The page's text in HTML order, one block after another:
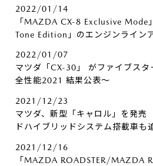
2022/01/14
「MAZDA CX-8 Exclusive Mode
Tone Edition」のエンジンライン
2022/01/07
マツダ「CX-30」 がファイブス
全性能2021 結果公表～
2021/12/23
マツダ、新型「キャロル」を発
ドハイブリッドシステム搭載車も
2021/12/16
「MAZDA ROADSTER/MAZDA